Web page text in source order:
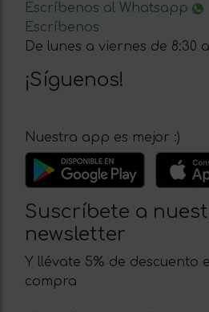
Escríbenos al Whatsapp
Escríbenos
De lunes a viernes de 8:30 a
¡Síguenos!
Nuestra app es mejor :)
Suscríbete a
newsletter
Y llévate 5% de descuento
compra